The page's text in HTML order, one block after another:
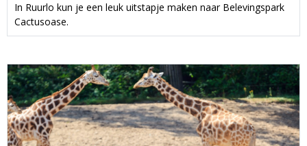
In Ruurlo kun je een leuk uitstapje maken naar Belevingspark
Cactusoase.